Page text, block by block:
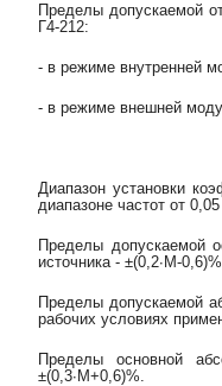
Пределы допускаемой
Г4-212:
- в режиме внутренней
- в режиме внешней
Диапазон установки
диапазоне частот от
Пределы допускаемой
источника - ±(0,2∙М-
Пределы допускаемой
рабочих условиях
Пределы основной
±(0,3∙М+0,6)%.